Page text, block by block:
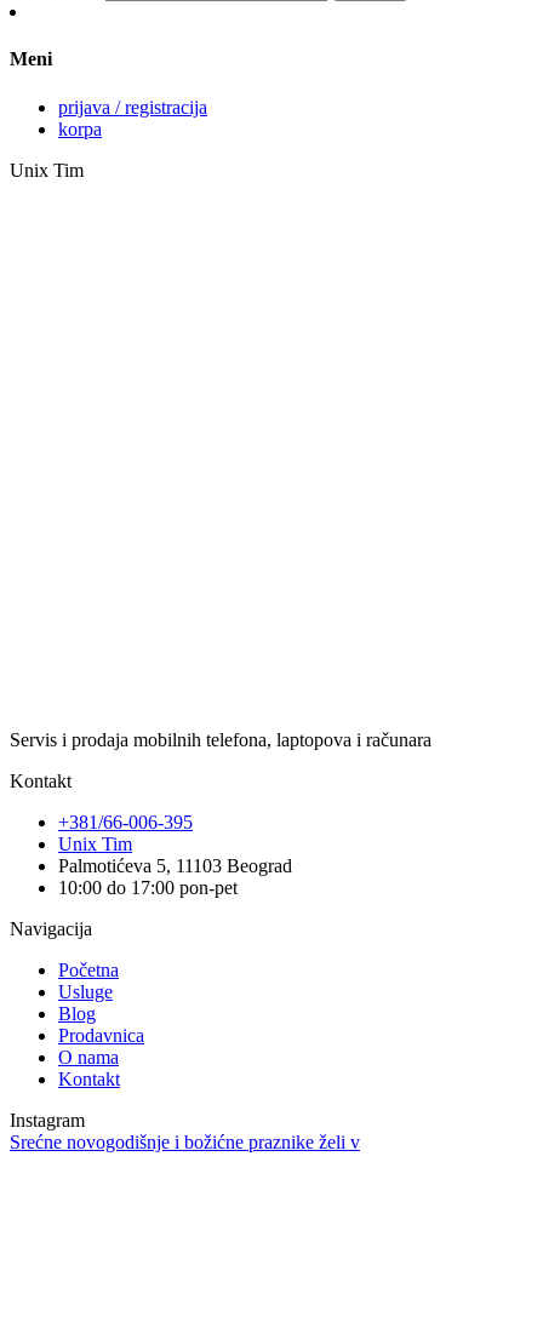
Meni
prijava / registracija
korpa
Unix Tim
Servis i prodaja mobilnih telefona, laptopova i računara
Kontakt
+381/66-006-395
Unix Tim
Palmotićeva 5, 11103 Beograd
10:00 do 17:00 pon-pet
Navigacija
Početna
Usluge
Blog
Prodavnica
O nama
Kontakt
Instagram
Srećne novogodišnje i božićne praznike želi v